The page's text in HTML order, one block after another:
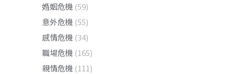
婚姻危機 (59)
意外危機 (55)
感情危機 (34)
職場危機 (165)
親情危機 (111)